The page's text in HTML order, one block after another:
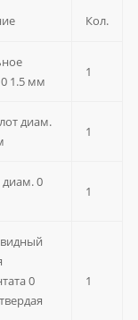
Кол.
1.5 мм
1
диам.
1
0
1
0
1